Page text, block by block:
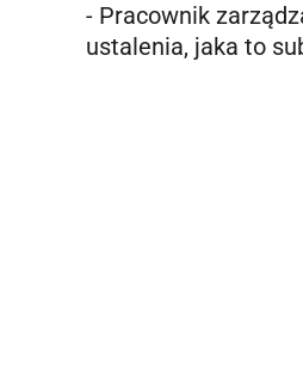
- Pracownik
ustalenia, jaka to